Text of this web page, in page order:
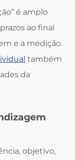
é amplo
ao final
e a medição.
também
da
objetivo,